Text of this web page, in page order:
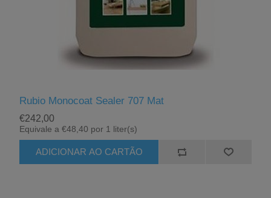
Rubio Monocoat Sealer 707 Mat
€242,00
Equivale a €48,40 por 1 liter(s)